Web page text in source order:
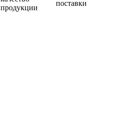
продукции
поставки